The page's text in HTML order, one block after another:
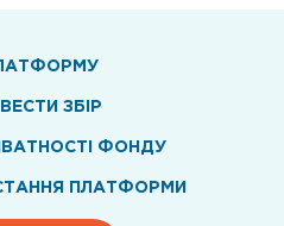
ЗБІР
ФОНДУ
ПЛАТФОРМИ